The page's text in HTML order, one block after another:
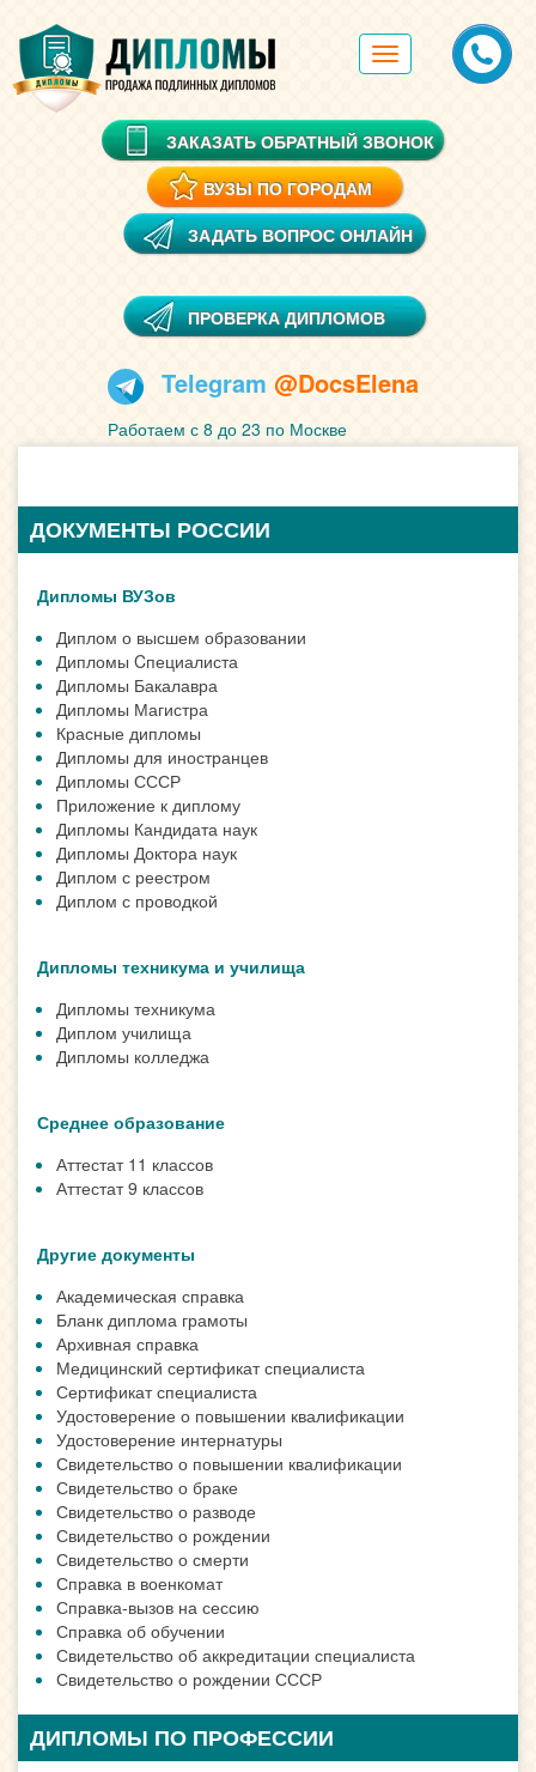
Toggle
navigation
ЗАКАЗАТЬ ОБРАТНЫЙ ЗВОНОК
ВУЗЫ ПО ГОРОДАМ
ЗАДАТЬ ВОПРОС ОНЛАЙН
ПРОВЕРКА ДИПЛОМОВ
Telegram @DocsElena
Работаем с 8 до 23 по Москве
ДОКУМЕНТЫ РОССИИ
Дипломы ВУЗов
Диплом о высшем образовании
Дипломы Cпециалиста
Дипломы Бакалавра
Дипломы Магистра
Красные дипломы
Дипломы для иностранцев
Дипломы СССР
Приложение к диплому
Дипломы Кандидата наук
Дипломы Доктора наук
Диплом с реестром
Диплом с проводкой
Дипломы техникума и училища
Дипломы техникума
Диплом училища
Дипломы колледжа
Среднее образование
Аттестат 11 классов
Аттестат 9 классов
Другие документы
Академическая справка
Бланк диплома грамоты
Архивная справка
Медицинский сертификат специалиста
Сертификат специалиста
Удостоверение о повышении квалификации
Удостоверение интернатуры
Свидетельство о повышении квалификации
Свидетельство о браке
Свидетельство о разводе
Свидетельство о рождении
Свидетельство о смерти
Справка в военкомат
Справка-вызов на сессию
Справка об обучении
Свидетельство об аккредитации специалиста
Свидетельство о рождении СССР
ДИПЛОМЫ ПО ПРОФЕССИИ